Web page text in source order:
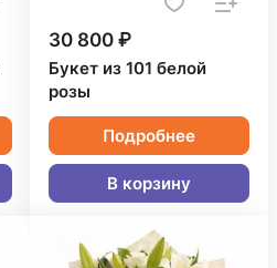
30 800 ₽
Букет из 101 белой
розы
Подробнее
В корзину